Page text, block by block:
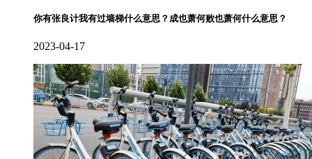
你有张良计我有过墙梯什么意思？成也萧何败也萧何什么意思？
2023-04-17